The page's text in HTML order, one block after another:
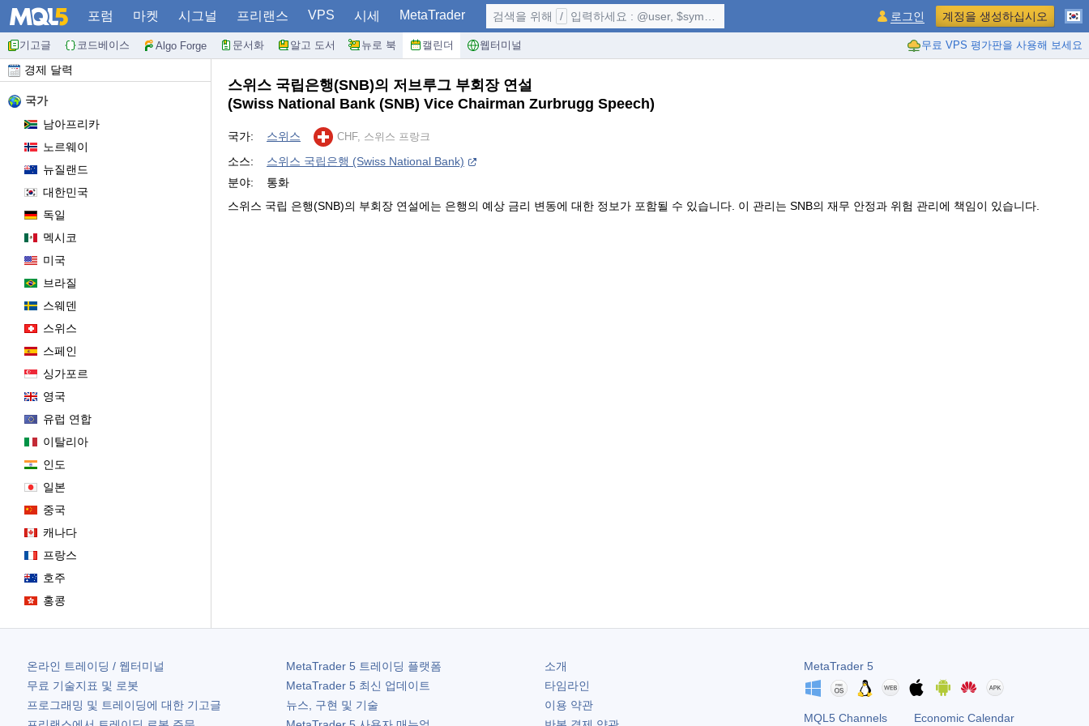
포럼 마켓 시그널 프리랜스 VPS 시세 MetaTrader
기고글 코드베이스 Algo Forge 문서화 알고 도서 뉴로 북 캘린더 웹터미널 무료 VPS 평가판을 사용해 보세요
검색을 위해 / 입력하세요 : @user, $symbol, ... 로그인 계정을 생성하십시오
경제 달력
국가
남아프리카
노르웨이
뉴질랜드
대한민국
독일
멕시코
미국
브라질
스웨덴
스위스
스페인
싱가포르
영국
유럽 연합
이탈리아
인도
일본
중국
캐나다
프랑스
호주
홍콩
스위스 국립은행(SNB)의 저브루그 부회장 연설
(Swiss National Bank (SNB) Vice Chairman Zurbrugg Speech)
국가: 스위스 CHF, 스위스 프랑크
소스:
스위스 국립은행 (Swiss National Bank)
분야:
통화
스위스 국립 은행(SNB)의 부회장 연설에는 은행의 예상 금리 변동에 대한 정보가 포함될 수 있습니다. 이 관리는 SNB의 재무 안정과 위험 관리에 책임이 있습니다.
온라인 트레이딩 / 웹터미널
무료 기술지표 및 로봇
프로그래밍 및 트레이딩에 대한 기고글
MetaTrader 5트레이딩 플랫폼
MetaTrader 5최신 업데이트
뉴스, 구현 및 기술
소개
타임라인
이용 약관
MetaTrader 5
MQL5 Channels Economic Calendar